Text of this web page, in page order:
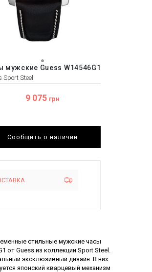
мужские Guess W14546G1
Sport Steel
9 075 грн
Сообщить о наличии
стильные мужские часы
от Guess из коллекции Sport Steel.
эксклюзивный дизайн. В них
японский кварцевый механизм